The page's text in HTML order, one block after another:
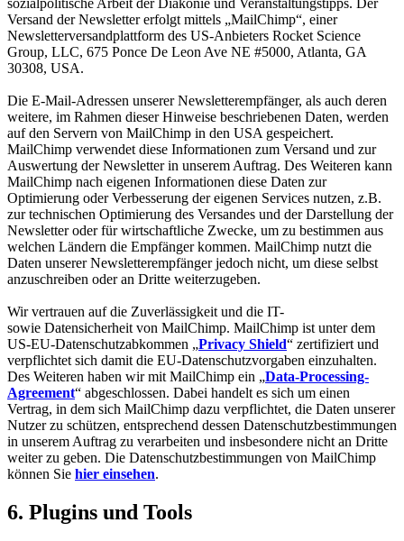
Versand der Newsletter erfolgt mittels „MailChimp“, einer
Newsletterversandplattform des US-Anbieters Rocket Science
Group, LLC, 675 Ponce De Leon Ave NE #5000, Atlanta, GA
30308, USA.
Die E-Mail-Adressen unserer Newsletterempfänger, als auch deren
weitere, im Rahmen dieser Hinweise beschriebenen Daten, werden
auf den Servern von MailChimp in den USA gespeichert.
MailChimp verwendet diese Informationen zum Versand und zur
Auswertung der Newsletter in unserem Auftrag. Des Weiteren kann
MailChimp nach eigenen Informationen diese Daten zur
Optimierung oder Verbesserung der eigenen Services nutzen, z.B.
zur technischen Optimierung des Versandes und der Darstellung der
Newsletter oder für wirtschaftliche Zwecke, um zu bestimmen aus
welchen Ländern die Empfänger kommen. MailChimp nutzt die
Daten unserer Newsletterempfänger jedoch nicht, um diese selbst
anzuschreiben oder an Dritte weiterzugeben.
Wir vertrauen auf die Zuverlässigkeit und die IT-
sowie Datensicherheit von MailChimp. MailChimp ist unter dem
US-EU-Datenschutzabkommen „Privacy Shield“ zertifiziert und
verpflichtet sich damit die EU-Datenschutzvorgaben einzuhalten.
Des Weiteren haben wir mit MailChimp ein „Data-Processing-
Agreement“ abgeschlossen. Dabei handelt es sich um einen
Vertrag, in dem sich MailChimp dazu verpflichtet, die Daten unserer
Nutzer zu schützen, entsprechend dessen Datenschutzbestimmungen
in unserem Auftrag zu verarbeiten und insbesondere nicht an Dritte
weiter zu geben. Die Datenschutzbestimmungen von MailChimp
können Sie hier einsehen.
6. Plugins und Tools